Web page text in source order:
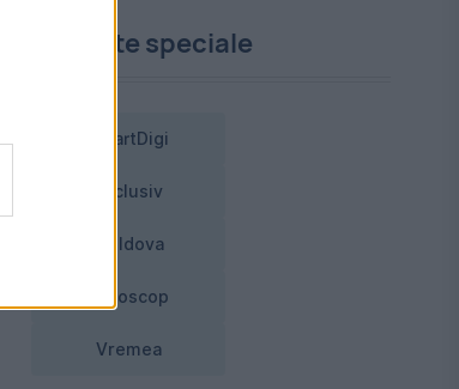
Proiecte speciale
SmartDigi
Exclusiv
Moldova
Horoscop
Vremea